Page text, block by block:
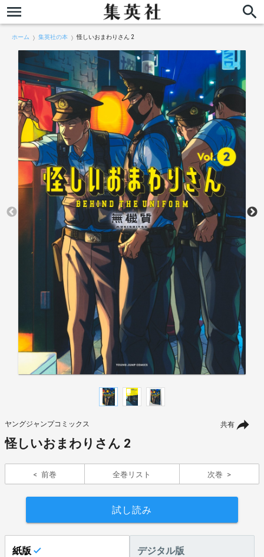
ホーム 集英社の本 怪しいおまわりさん 2
共有
ヤングジャンプコミックス
怪しいおまわりさん 2
前巻 全巻リスト 次巻
試し読み
紙版 デジタル版